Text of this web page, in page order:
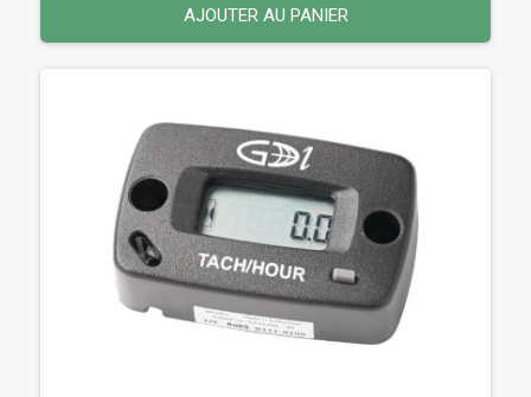
AJOUTER AU PANIER